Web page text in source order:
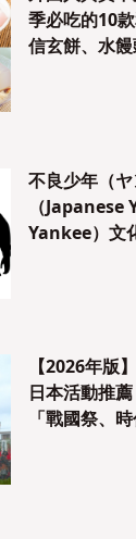
季必吃的10
信玄餅、水
不良少年（ヤ
（Japanese
Yankee）文
【2026年版
日本活動推
「戰國祭、